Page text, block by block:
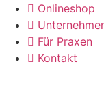
Zum
Inhalt
wechseln
Onlineshop
Für Praxen
Kontakt